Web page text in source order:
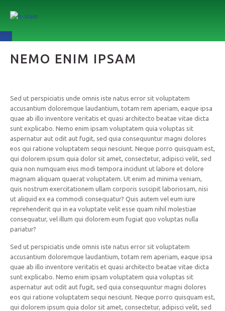
NEMO ENIM IPSAM
Sed ut perspiciatis unde omnis iste natus error sit voluptatem
accusantium doloremque laudantium, totam rem aperiam, eaque ipsa
quae ab illo inventore veritatis et quasi architecto beatae vitae dicta
sunt explicabo. Nemo enim ipsam voluptatem quia voluptas sit
aspernatur aut odit aut fugit, sed quia consequuntur magni dolores
eos qui ratione voluptatem sequi nesciunt. Neque porro quisquam est,
qui dolorem ipsum quia dolor sit amet, consectetur, adipisci velit, sed
quia non numquam eius modi tempora incidunt ut labore et dolore
magnam aliquam quaerat voluptatem. Ut enim ad minima veniam,
quis nostrum exercitationem ullam corporis suscipit laboriosam, nisi
ut aliquid ex ea commodi consequatur? Quis autem vel eum iure
reprehenderit qui in ea voluptate velit esse quam nihil molestiae
consequatur, vel illum qui dolorem eum fugiat quo voluptas nulla
pariatur?
Sed ut perspiciatis unde omnis iste natus error sit voluptatem
accusantium doloremque laudantium, totam rem aperiam, eaque ipsa
quae ab illo inventore veritatis et quasi architecto beatae vitae dicta
sunt explicabo. Nemo enim ipsam voluptatem quia voluptas sit
aspernatur aut odit aut fugit, sed quia consequuntur magni dolores
eos qui ratione voluptatem sequi nesciunt. Neque porro quisquam est,
qui dolorem ipsum quia dolor sit amet, consectetur, adipisci velit, sed